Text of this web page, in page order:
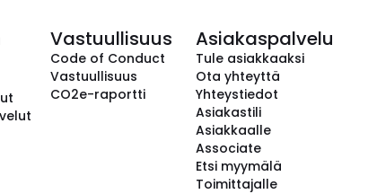
Vastuullisuus
Code of Conduct
Vastuullisuus
CO2e-raportti
Asiakaspalvelu
Tule asiakkaaksi
Ota yhteyttä
Yhteystiedot
Asiakastili
Asiakkaalle
Associate
Etsi myymälä
Toimittajalle